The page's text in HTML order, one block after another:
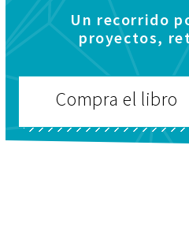
Un recorrido
proyectos,
Compra el libro